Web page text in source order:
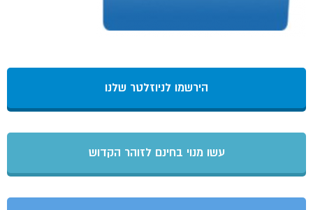
הירשמו לניוזלטר שלנו
עשו מנוי בחינם לזוהר הקדוש